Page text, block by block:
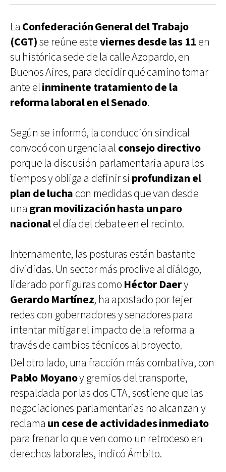
La Confederación General del Trabajo
(CGT)se reúne esteviernes desde las 11 en
su histórica sede de la calle Azopardo, en
Buenos Aires, para decidir qué camino tomar
ante elinminente tratamiento de la
reforma laboral en el Senado.
Según se informó, la conducción sindical
convocó con urgencia al consejo directivo
porque la discusión parlamentaria apura los
tiempos y obliga a definir si profundizan el
plan de lucha con medidas que van desde
una gran movilización hasta un paro
nacionalel día del debate en el recinto.
Internamente, las posturas están bastante
divididas. Un sector más proclive al diálogo,
liderado por figuras como Héctor Daery
Gerardo Martínez, ha apostado por tejer
redes con gobernadores y senadores para
intentar mitigar el impacto de la reforma a
través de cambios técnicos al proyecto.
Del otro lado, una fracción más combativa, con
Pablo Moyanoy gremios del transporte,
respaldada por las dos CTA, sostiene que las
negociaciones parlamentarias no alcanzan y
reclama un cese de actividades inmediato
para frenar lo que ven como un retroceso en
derechos laborales, indicó Ámbito.